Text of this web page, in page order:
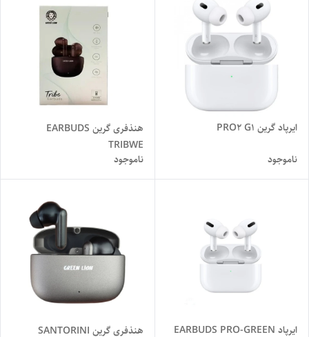
ایرپاد گرین PRO2 G1
ناموجود
هنذفری گرین EARBUDS
TRIBWE
ناموجود
ایرپاد EARBUDS PRO-GREEN هنذفری گرین SANTORINI